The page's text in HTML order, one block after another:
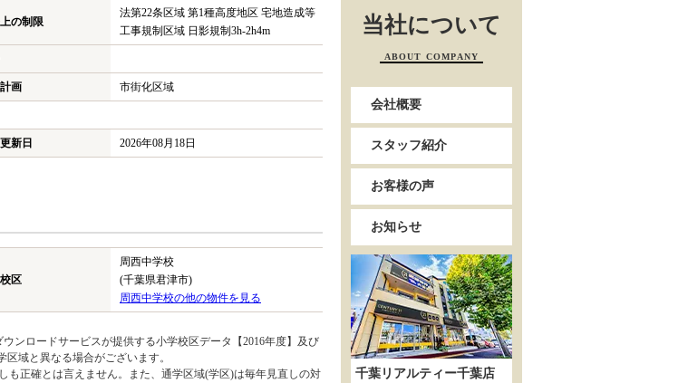
の制限
法第22条区域 第1種高度地区 宅地造成等
工事規制区域 日影規制3h-2h4m
画 市街化区域
新日
2026年08月18日
区
周西中学校
(千葉県君津市)
周西中学校の他の物件を見る
ンロードサービスが提供する小学校区データ【2016年度】及び
域と異なる場合がございます。
も正確とは言えません。また、通学区域(学区)は毎年見直しの対
当社について
ABOUT COMPANY
会社概要
スタッフ紹介
お客様の声
お知らせ
千葉リアルティー千葉店